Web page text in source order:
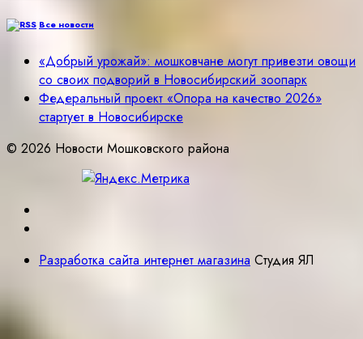
Все новости
«Добрый урожай»: мошковчане могут привезти овощи
со своих подворий в Новосибирский зоопарк
Федеральный проект «Опора на качество 2026»
стартует в Новосибирске
© 2026 Новости Мошковского района
Разработка сайта интернет магазина Студия ЯЛ